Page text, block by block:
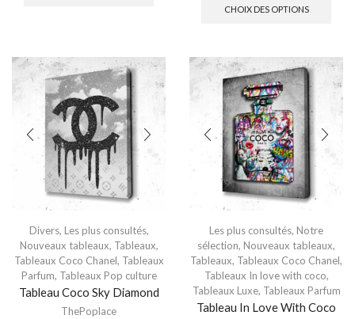
CHOIX DES OPTIONS
Divers, Les plus consultés,
Nouveaux tableaux, Tableaux,
Tableaux Coco Chanel, Tableaux
Parfum, Tableaux Pop culture
Tableau Coco Sky Diamond
ThePoplace
Les plus consultés, Notre
sélection, Nouveaux tableaux,
Tableaux, Tableaux Coco Chanel,
Tableaux In love with coco,
Tableaux Luxe, Tableaux Parfum
Tableau In Love With Coco